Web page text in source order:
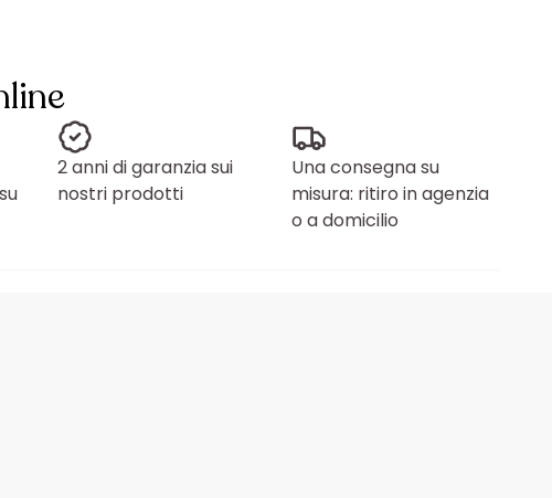
2 anni di garanzia sui
nostri prodotti
Una consegna su
misura: ritiro in agenzia
o a domicilio